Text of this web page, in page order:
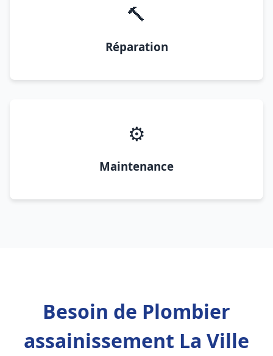
🔨
Réparation
⚙️
Maintenance
Besoin de Plombier
assainissement La Ville